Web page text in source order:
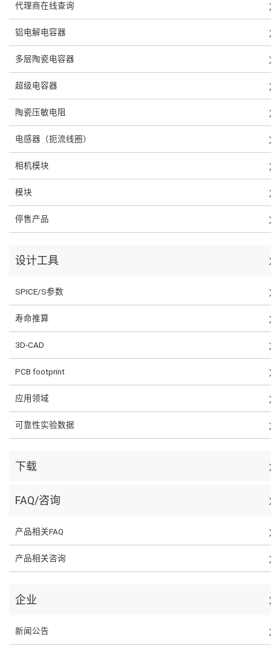
代理商在线查询
铝电解电容器
多层陶瓷电容器
超级电容器
陶瓷压敏电阻
电感器（扼流线圈）
相机模块
模块
停售产品
设计工具
SPICE/S参数
寿命推算
3D-CAD
PCB footprint
应用领域
可靠性实验数据
下载
FAQ/咨询
产品相关FAQ
产品相关咨询
企业
新闻公告